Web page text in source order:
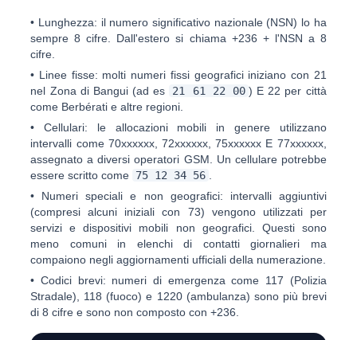
• Lunghezza: il numero significativo nazionale (NSN) lo ha
sempre8 cifre . Dall'estero si chiama +236 + l'NSN a 8
cifre.
• Linee fisse: molti numeri fissi geografici iniziano con 21
nel Zona di Bangui (ad es
21 61 22 00 ) E 22 per città
come Berbérati e altre regioni.
•Cellulari: le allocazioni mobili in genere utilizzano
intervalli come 70xxxxxx, 72xxxxxx ,75xxxxxx E 77xxxxxx,
assegnato a diversi operatori GSM. Un cellulare potrebbe
essere scritto come 75 12 34 56
• Numeri speciali e non geografici: intervalli aggiuntivi
(compresi alcuni iniziali con 73) vengono utilizzati per
servizi e dispositivi mobili non geografici. Questi sono
meno comuni in elenchi di contatti giornalieri ma
compaiono negli aggiornamenti ufficiali della numerazione.
•Codici brevi: numeri di emergenza come 117 (Polizia
Stradale), 118 (fuoco) e 1220(ambulanza) sono più brevi
di 8 cifre e sono non composto con +236.